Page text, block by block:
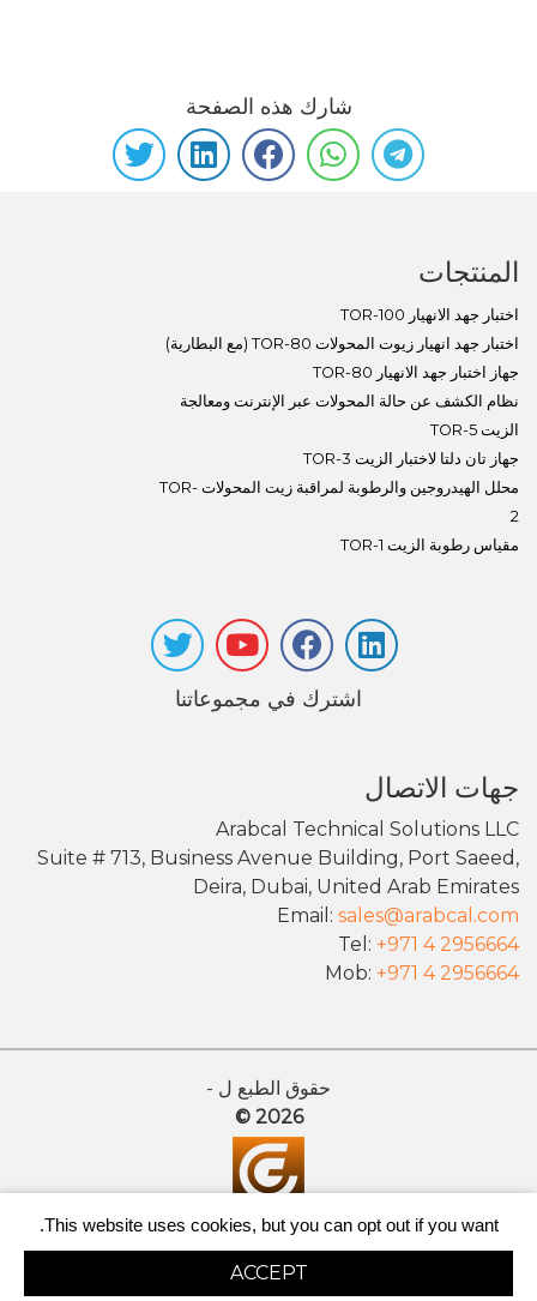
شارك هذه الصفحة
المنتجات
اختبار جهد الانهيار TOR-100
اختبار جهد انهيار زيوت المحولات TOR-80 (مع البطارية)
جهاز اختبار جهد الانهيار TOR-80
نظام الكشف عن حالة المحولات عبر الإنترنت ومعالجة
الزيت TOR-5
جهاز تان دلتا لاختبار الزيت TOR-3
محلل الهيدروجين والرطوبة لمراقبة زيت المحولات TOR-
2
مقياس رطوبة الزيت TOR-1
اشترك في مجموعاتنا
جهات الاتصال
Arabcal Technical Solutions LLC
Suite # 713, Business Avenue Building, Port Saeed,
Deira, Dubai, United Arab Emirates
Email: sales@arabcal.com
Tel: +971 4 2956664
Mob: +971 4 2956664
حقوق الطبع ل -
2026 ©
ISO
9001:2008
This website uses cookies, but you can opt out if you want.
ACCEPT